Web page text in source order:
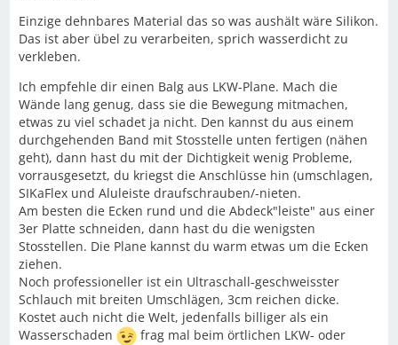
Einzige dehnbares Material das so was aushält wäre Silikon.
Das ist aber übel zu verarbeiten, sprich wasserdicht zu
verkleben.
Ich empfehle dir einen Balg aus LKW-Plane. Mach die
Wände lang genug, dass sie die Bewegung mitmachen,
etwas zu viel schadet ja nicht. Den kannst du aus einem
durchgehenden Band mit Stosstelle unten fertigen (nähen
geht), dann hast du mit der Dichtigkeit wenig Probleme,
vorrausgesetzt, du kriegst die Anschlüsse hin (umschlagen,
SIKaFlex und Aluleiste draufschrauben/-nieten.
Am besten die Ecken rund und die Abdeck"leiste" aus einer
3er Platte schneiden, dann hast du die wenigsten
Stosstellen. Die Plane kannst du warm etwas um die Ecken
ziehen.
Noch professioneller ist ein Ultraschall-geschweisster
Schlauch mit breiten Umschlägen, 3cm reichen dicke.
Kostet auch nicht die Welt, jedenfalls billiger als ein
Wasserschaden
frag mal beim örtlichen LKW- oder